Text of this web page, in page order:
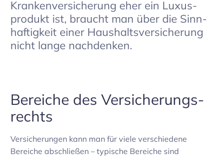
Kran­ken­ver­si­che­rung eher ein Luxus­
pro­dukt ist, braucht man über die Sinn­
haf­tig­keit einer Haus­halts­ver­si­che­rung
nicht lange nach­denken.
Bereiche des Versi­che­rungs­
rechts
Versi­che­rungen kann man für viele verschie­dene
Bereiche abschließen – typi­sche Bereiche sind